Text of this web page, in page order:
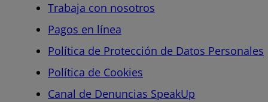
Trabaja con nosotros
Pagos en línea
Política de Protección de Datos Personales
Política de Cookies
Canal de Denuncias SpeakUp